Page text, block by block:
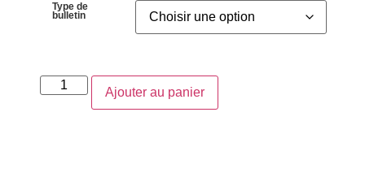
Type de
bulletin
Ajouter au panier